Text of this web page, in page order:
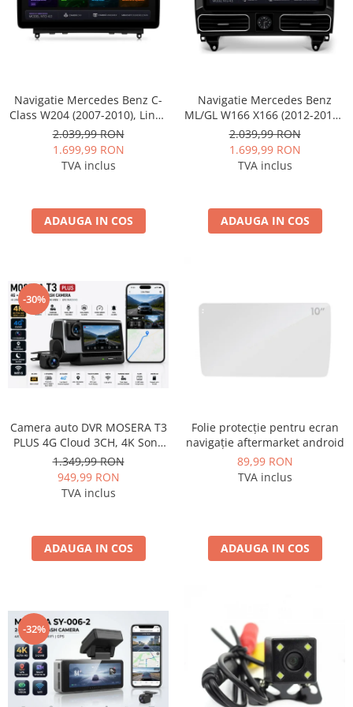
Navigatie Mercedes Benz C-
Class W204 (2007-2010), Linux
OS & OEM, NTG 4.0, CarPlay &
Android Auto Wireless,
MirrorLink, Camera AHD, 12.3
Inch - AD-BGMBLNX1240+AD-
2.039,99 RON
1.699,99 RON
TVA inclus
ADAUGA IN COS
Navigatie Mercedes Benz
ML/GL W166 X166 (2012-2015),
Linux OS & OEM, NTG 4.5,
CarPlay & Android Auto
Wireless, MirrorLink, Camera
AHD, 12.3 Inch - AD-
2.039,99 RON
1.699,99 RON
TVA inclus
ADAUGA IN COS
-30%
Camera auto DVR MOSERA T3
PLUS 4G Cloud 3CH, 4K Sony
IMX415 + interior 1080P +
camera spate 1080P, GPS,
WiFi 6, ecran touch IPS 3”,
Night Vision, monitorizare live
1.349,99 RON
949,99 RON
TVA inclus
ADAUGA IN COS
Folie protecție pentru ecran
navigație aftermarket android
89,99 RON
TVA inclus
ADAUGA IN COS
-32%